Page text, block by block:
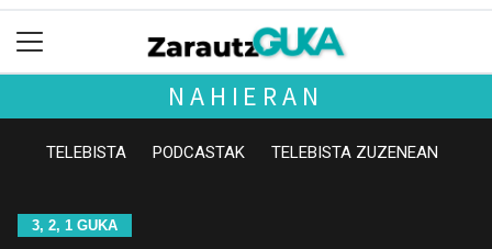
NAHIERAN
TELEBISTA PODCASTAK TELEBISTA ZUZENEAN
3, 2, 1 GUKA